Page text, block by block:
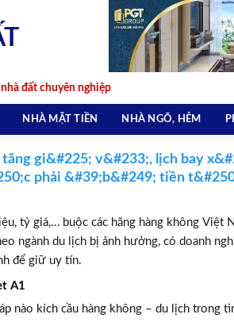
đất chuyên nghiệp
NHÀ MẶT TIỀN NHÀ NGÕ, HẺM
gi&#225; v&#233;, lịch bay
phải &#39;b&#249; tiền
tỷ giá,… buộc các hãng hàng không Việt
ngành du lịch bị ảnh hưởng, có doanh
để giữ uy tín.
A1
nào kích cầu hàng không – du lịch trong